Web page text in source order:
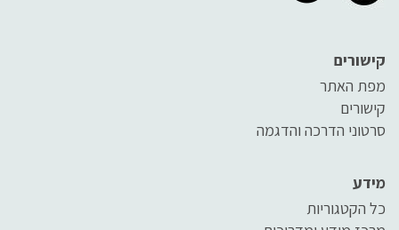
קישורים
מפת האתר
קישורים
סרטוני הדרכה והדגמה
מידע
כל הקטגוריות